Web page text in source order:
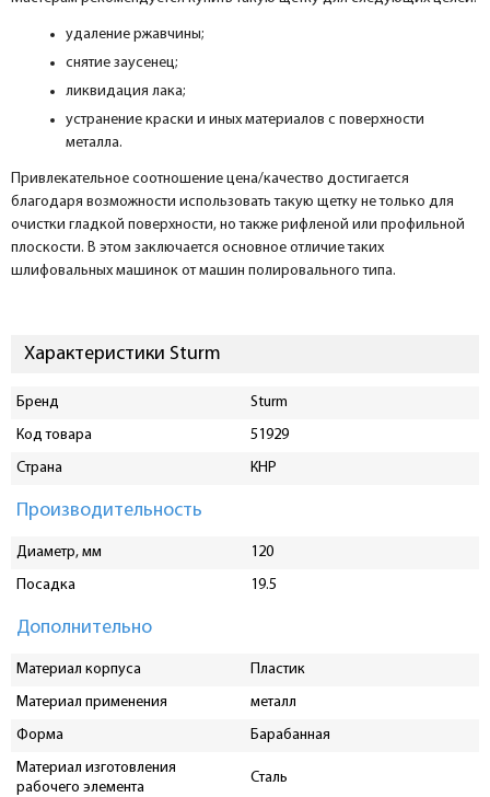
удаление ржавчины;
снятие заусенец;
ликвидация лака;
устранение краски и иных материалов с поверхности
металла.
Привлекательное соотношение цена/качество достигается
благодаря возможности использовать такую щетку не только для
очистки гладкой поверхности, но также рифленой или профильной
плоскости. В этом заключается основное отличие таких
шлифовальных машинок от машин полировального типа.
Характеристики Sturm
Бренд
Sturm
Код товара
51929
Страна
КНР
Производительность
Диаметр, мм
120
Посадка
19.5
Дополнительно
Материал корпуса
Пластик
Материал применения
металл
Форма
Барабанная
Материал изготовления
рабочего элемента
Сталь